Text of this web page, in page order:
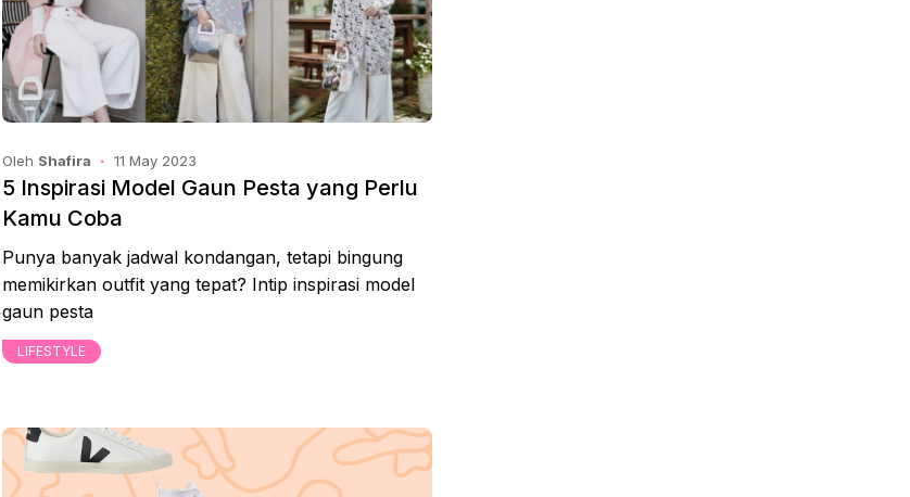
Oleh Shafira 11 May 2023
5 Inspirasi Model Gaun Pesta yang Perlu
Kamu Coba
Punya banyak jadwal kondangan, tetapi bingung
memikirkan outfit yang tepat? Intip inspirasi model
gaun pesta
LIFESTYLE